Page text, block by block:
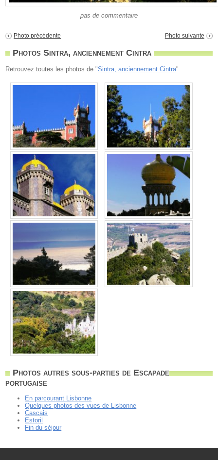
pas de commentaire
Photo précédente Photo suivante
Photos Sintra, anciennement Cintra
Retrouvez toutes les photos de "Sintra, anciennement Cintra"
Photos autres sous-parties de Escapade
portugaise
En parcourant Lisbonne
Quelques photos des vues de Lisbonne
Cascais
Estoril
Fin du séjour